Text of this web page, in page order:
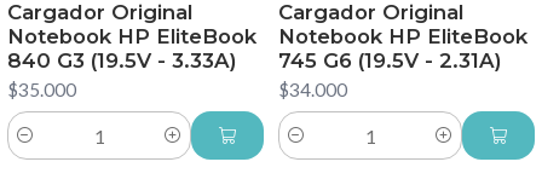
Cargador Original
Notebook HP EliteBook
840 G3 (19.5V - 3.33A)
$35.000
Cantidad
Cargador Original
Notebook HP EliteBook
745 G6 (19.5V - 2.31A)
$34.000
Cantidad